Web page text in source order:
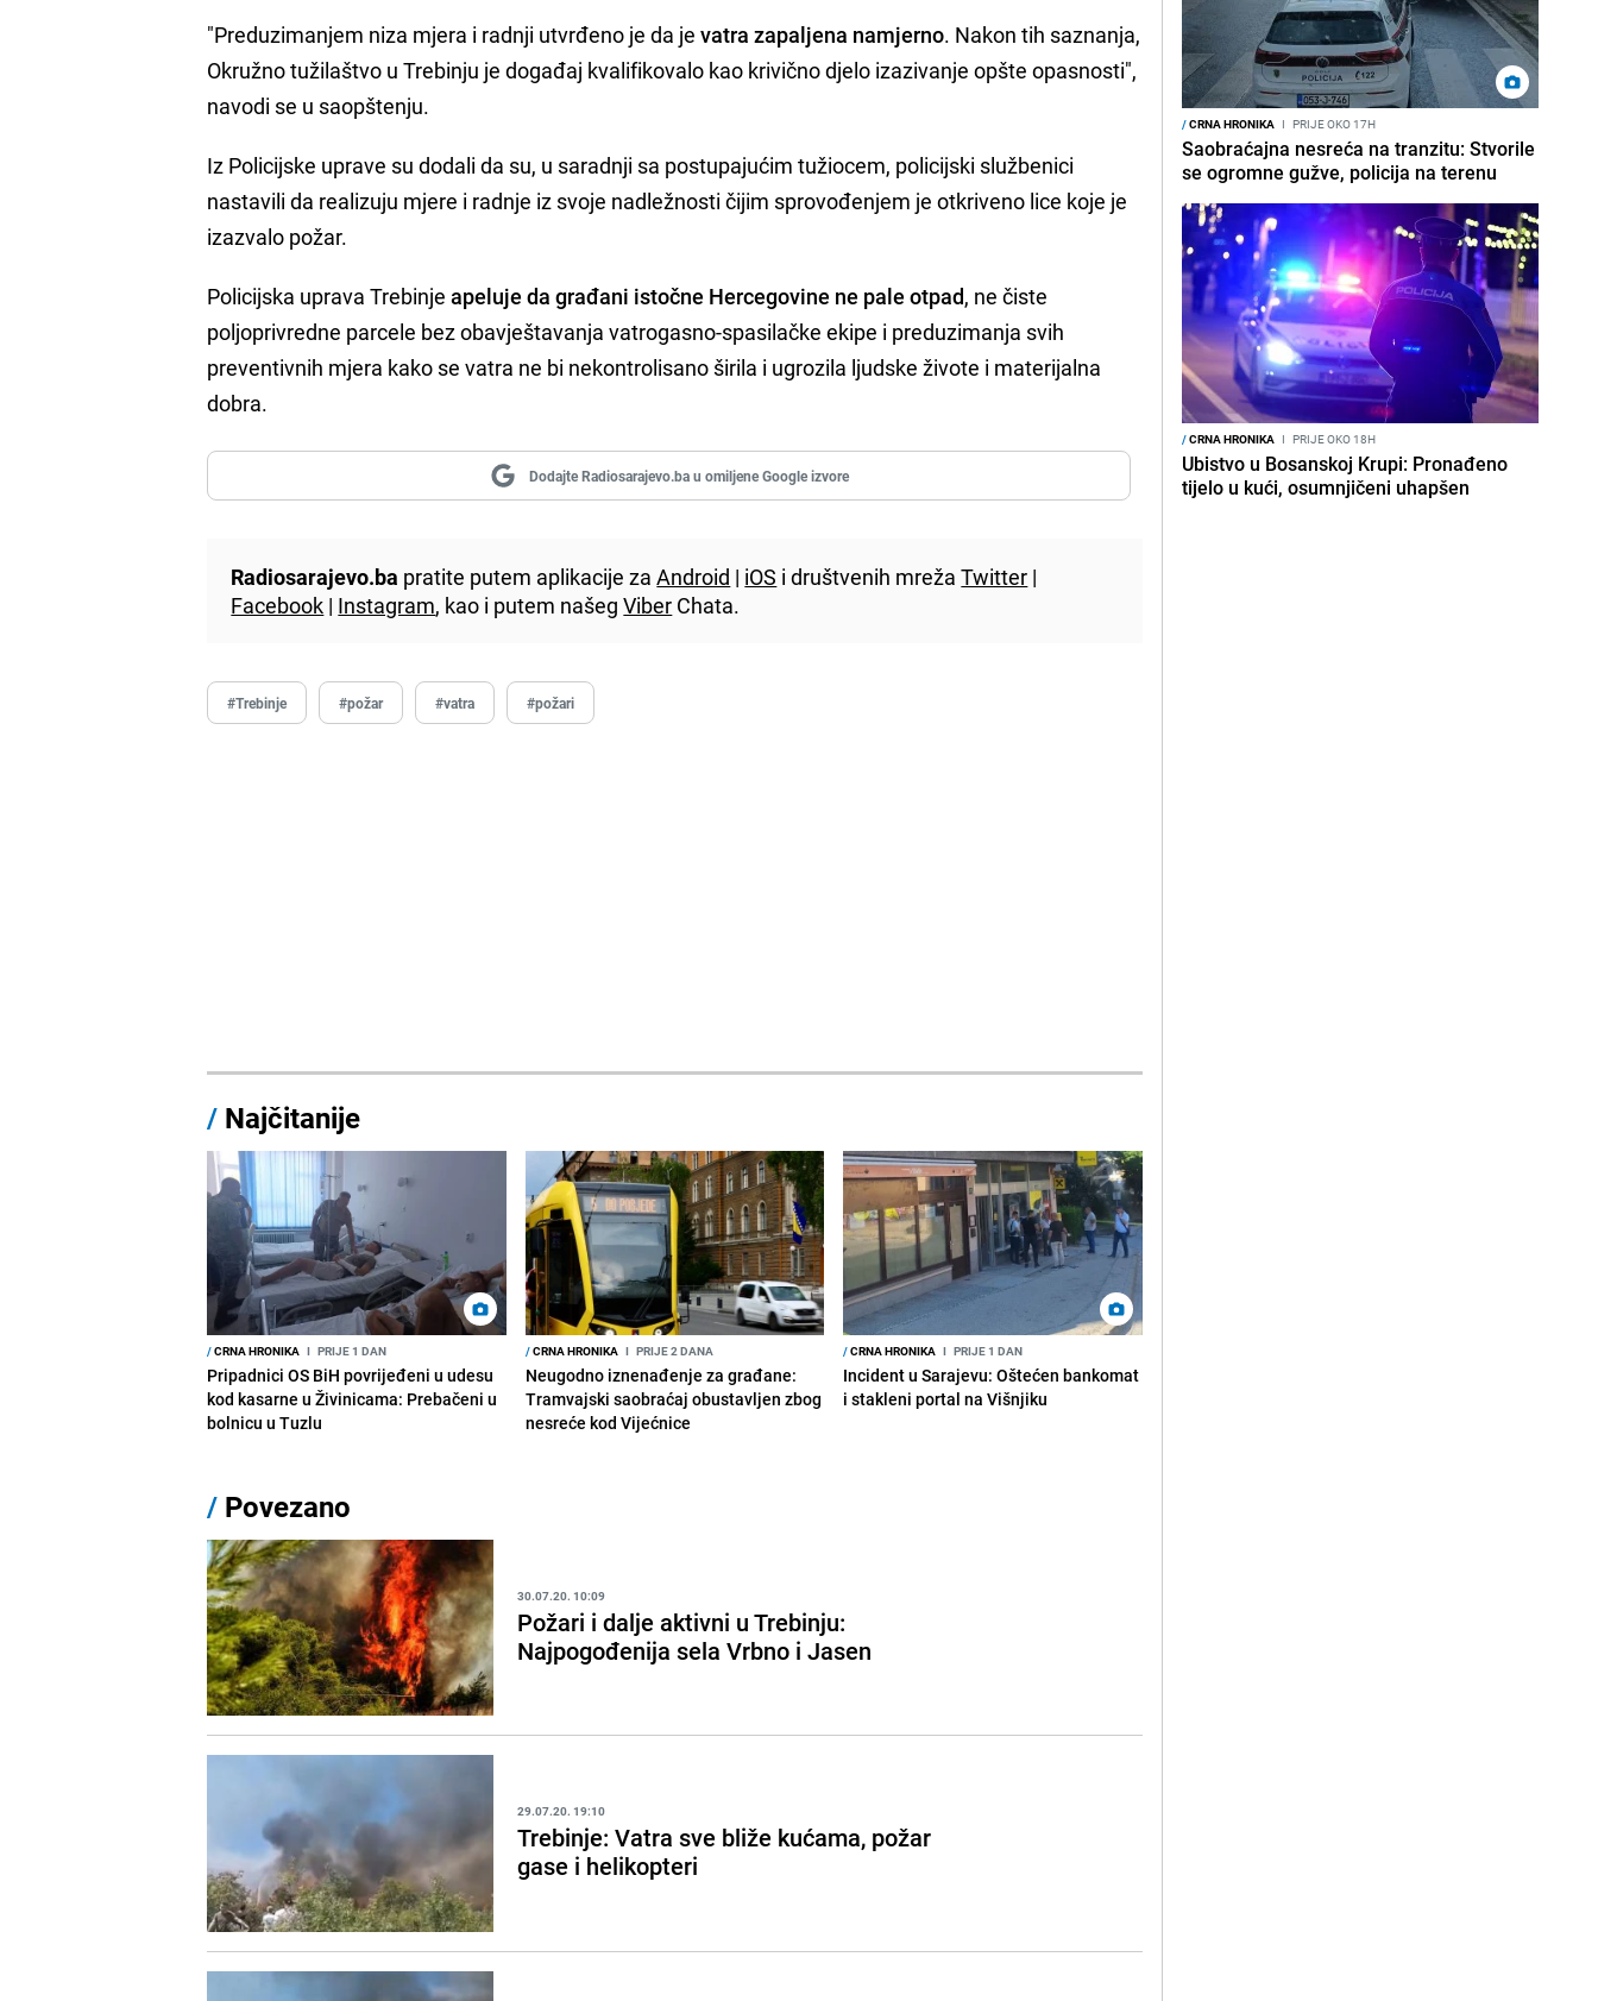
"Preduzimanjem niza mjera i radnji utvrđeno je da jevatra zapaljena namjerno. Nakon tih saznanja,
Okružno tužilaštvo u Trebinju je događaj kvalifikovalo kao krivično djelo izazivanje opšte opasnosti",
navodi se u saopštenju.
Iz Policijske uprave su dodali da su, u saradnji sa postupajućim tužiocem, policijski službenici
nastavili da realizuju mjere i radnje iz svoje nadležnosti čijim sprovođenjem je otkriveno lice koje je
izazvalo požar.
Policijska uprava Trebinjeapeluje da građani istočne Hercegovine ne pale otpad, ne čiste
poljoprivredne parcele bez obavještavanja vatrogasno-spasilačke ekipe i preduzimanja svih
preventivnih mjera kako se vatra ne bi nekontrolisano širila i ugrozila ljudske živote i materijalna
dobra.
Dodajte Radiosarajevo.ba u omiljene Google izvore
Radiosarajevo.ba pratite putem aplikacije zaAndroid | iOS i društvenih mrežaTwitter |
Facebook | Instagram, kao i putem našegViber Chata.
#Trebinje #požar #vatra #požari
/ Najčitanije
/CRNA HRONIKA I PRIJE 1 DAN
Pripadnici OS BiH povrijeđeni u udesu
kod kasarne u Živinicama: Prebačeni u
bolnicu u Tuzlu
/CRNA HRONIKA I PRIJE 2 DANA
Neugodno iznenađenje za građane:
Tramvajski saobraćaj obustavljen zbog
nesreće kod Vijećnice
/CRNA HRONIKA I PRIJE 1 DAN
Incident u Sarajevu: Oštećen bankomat
i stakleni portal na Višnjiku
/ Povezano
30.07.20. 10:09
Požari i dalje aktivni u Trebinju:
Najpogođenija sela Vrbno i Jasen
29.07.20. 19:10
Trebinje: Vatra sve bliže kućama, požar
gase i helikopteri
/CRNA HRONIKA I PRIJE OKO 17H
Saobraćajna nesreća na tranzitu: Stvorile
se ogromne gužve, policija na terenu
/CRNA HRONIKA I PRIJE OKO 18H
Ubistvo u Bosanskoj Krupi: Pronađeno
tijelo u kući, osumnjičeni uhapšen